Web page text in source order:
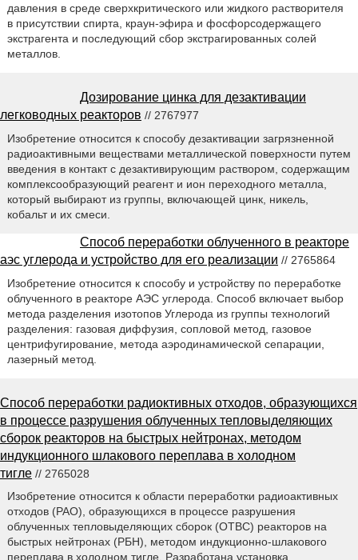
давления в среде сверхкритического или жидкого растворителя
в присутствии спирта, краун-эфира и фосфорсодержащего
экстрагента и последующий сбор экстрагированных солей
металлов.
Дозирование цинка для дезактивации
легководных реакторов // 2767977
Изобретение относится к способу дезактивации загрязненной
радиоактивными веществами металлической поверхности путем
введения в контакт с дезактивирующим раствором, содержащим
комплексообразующий реагент и ион переходного металла,
который выбирают из группы, включающей цинк, никель,
кобальт и их смеси.
Способ переработки облученного в реакторе
аэс углерода и устройство для его реализации // 2765864
Изобретение относится к способу и устройству по переработке
облученного в реакторе АЭС углерода. Способ включает выбор
метода разделения изотопов Углерода из группы технологий
разделения: газовая диффузия, сопловой метод, газовое
центрифугирование, метода аэродинамической сепарации,
лазерный метод.
Способ переработки радиоктивных отходов, образующихся
в процессе разрушения облученных тепловыделяющих
сборок реакторов на быстрых нейтронах, методом
индукционного шлакового переплава в холодном
тигле // 2765028
Изобретение относится к области переработки радиоактивных
отходов (РАО), образующихся в процессе разрушения
облученных тепловыделяющих сборок (ОТВС) реакторов на
быстрых нейтронах (РБН), методом индукционно-шлакового
переплава в холодном тигле. Разработана установка